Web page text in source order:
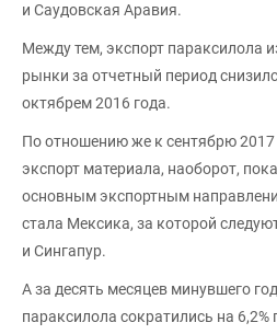
и Саудовская Аравия.
Между тем, экспорт параксилола
рынки за отчетный период
октябрем 2016 года.
По отношению же к сентябрю 2017
экспорт материала, наоборот,
основным экспортным
стала Мексика, за которой
и Сингапур.
А за десять месяцев минувшего
параксилола сократились на